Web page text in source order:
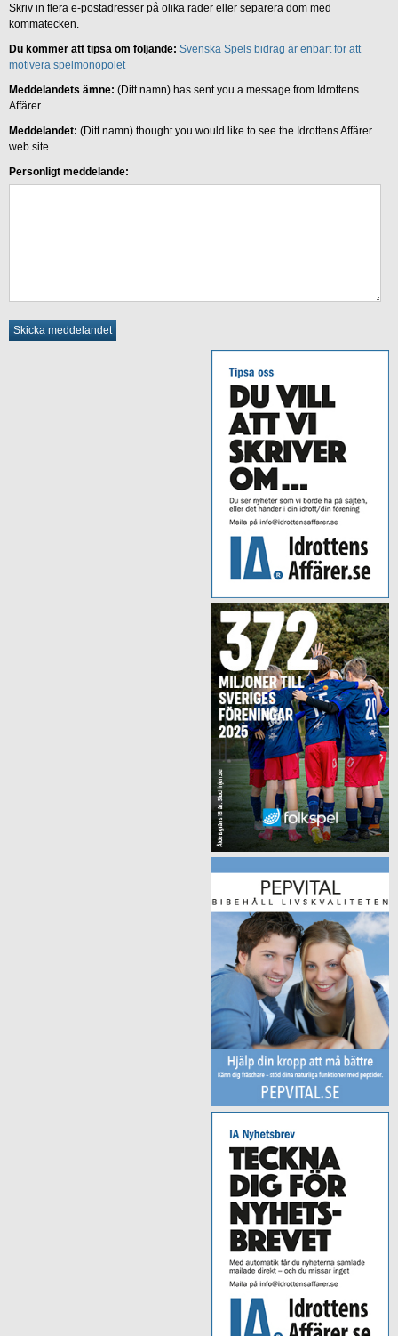
Skriv in flera e-postadresser på olika rader eller separera dom med
kommatecken.
Du kommer att tipsa om följande: Svenska Spels bidrag är enbart för att
motivera spelmonopolet
Meddelandets ämne: (Ditt namn) has sent you a message from Idrottens
Affärer
Meddelandet: (Ditt namn) thought you would like to see the Idrottens Affärer
web site.
Personligt meddelande: